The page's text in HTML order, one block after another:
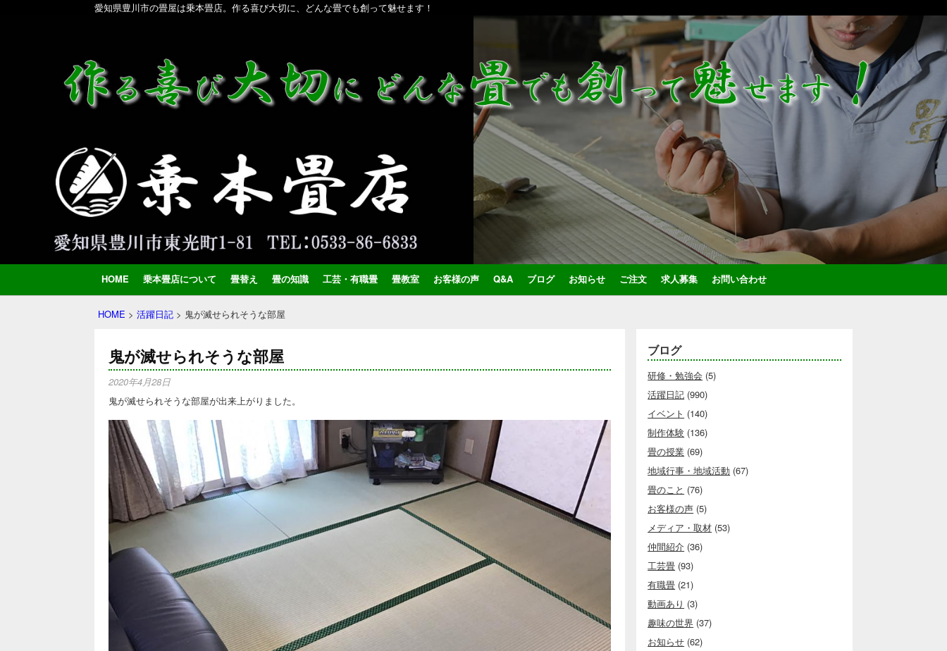
愛知県豊川市の畳屋は乗本畳店。作る喜び大切に、どんな畳でも創って魅せます！
HOME 乗本畳店について 畳替え 畳の知識 工芸・有職畳 畳教室 お客様の声 Q&A ブログ お知らせ ご注文 求人募集 お問い合わせ
HOME >活躍日記 > 鬼が滅せられそうな部屋
鬼が滅せられそうな部屋
2020年4月28日
鬼が滅せられそうな部屋が出来上がりました。
ブログ
研修・勉強会 (5)
活躍日記 (990)
イベント (140)
制作体験 (136)
畳の授業 (69)
地域行事・地域活動 (67)
畳のこと (76)
お客様の声 (5)
メディア・取材 (53)
仲間紹介 (36)
工芸畳 (93)
有職畳 (21)
動画あり (3)
趣味の世界 (37)
お知らせ (62)